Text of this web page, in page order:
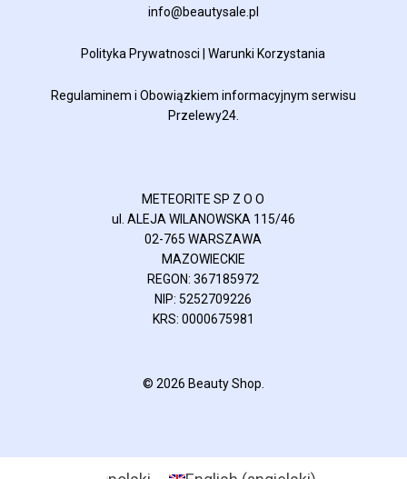
info@beautysale.pl
Polityka Prywatnosci |Warunki Korzystania
Regulaminem i Obowiązkiem informacyjnym serwisu
Przelewy24.
METEORITE SP Z O O
ul. ALEJA WILANOWSKA 115/46
02-765 WARSZAWA
MAZOWIECKIE
REGON: 367185972
NIP: 5252709226
KRS: 0000675981
© 2026 Beauty Shop.